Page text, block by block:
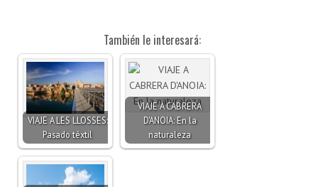
También le interesará:
VIAJE A LES LLOSSES:
Pasado téxtil
VIAJE A CABRERA
D'ANOIA: En la
naturaleza